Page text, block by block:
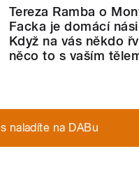
Tereza Ramba o
Facka je domácí
Když na vás někdo
něco to s vaším
naladíte na DABu